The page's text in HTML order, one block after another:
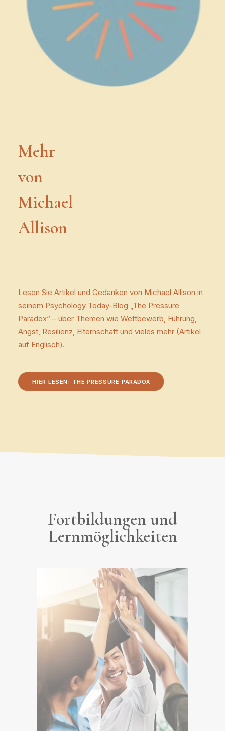
Mehr
von
Michael
Allison
Lesen Sie Artikel und Gedanken von Michael Allison in
seinem Psychology Today-Blog „The Pressure
Paradox“ – über Themen wie Wettbewerb, Führung,
Angst, Resilienz, Elternschaft und vieles mehr (Artikel
auf Englisch).
HIER LESEN: THE PRESSURE PARADOX
Fortbildungen und
Lernmöglichkeiten